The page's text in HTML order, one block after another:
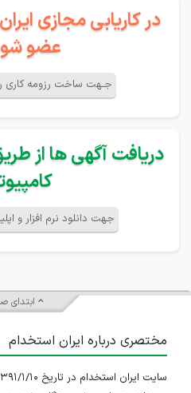
در کاریابی مجازی
عضو
جـهت ساخت رزومه کاری
دریافت آگهی ها از
جهت دانلود نرم افزار و
ابتدای
مختصری درباره ایران استخدام